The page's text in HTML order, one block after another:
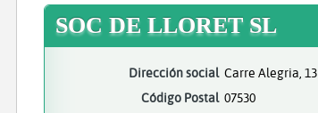
SOC DE LLORET SL
Dirección social Carre Alegria, 13
Código Postal 07530